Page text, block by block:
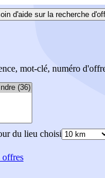
d'aide sur la recherche
mot-clé, numéro
du lieu choisi